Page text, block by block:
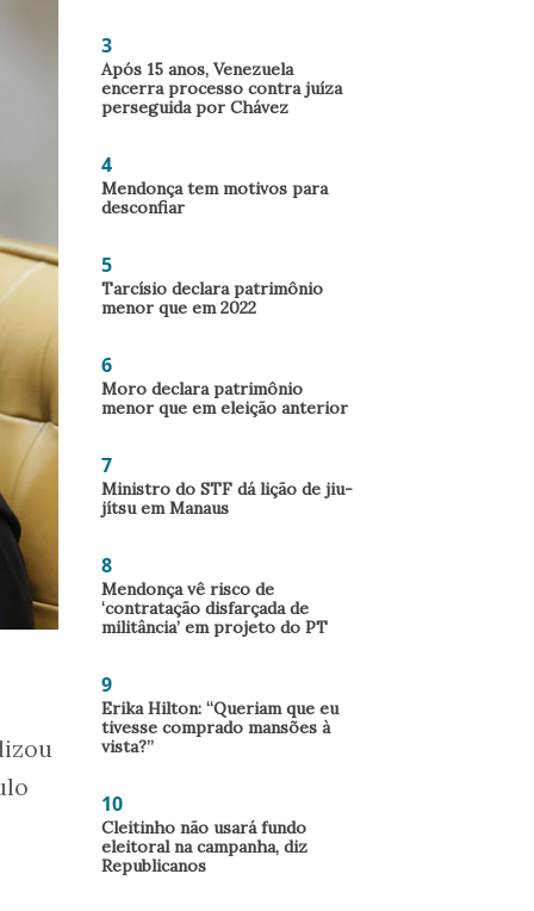
3
Após 15 anos, Venezuela
encerra processo contra juíza
perseguida por Chávez
4
Mendonça tem motivos para
desconfiar
5
Tarcísio declara patrimônio
menor que em 2022
6
Moro declara patrimônio
menor que em eleição anterior
7
Ministro do STF dá lição de jiu-
jítsu em Manaus
8
Mendonça vê risco de
‘contratação disfarçada de
militância’ em projeto do PT
9
Erika Hilton: “Queriam que eu
tivesse comprado mansões à
vista?”
10
Cleitinho não usará fundo
eleitoral na campanha, diz
Republicanos